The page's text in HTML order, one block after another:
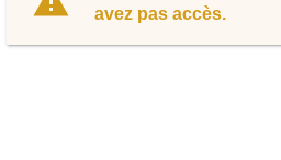
avez pas accès.